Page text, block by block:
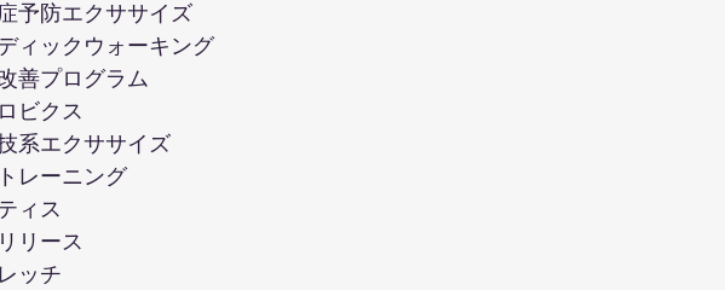
予防エクササイズ
ィックウォーキング
善プログラム
ビクス
系エクササイズ
レーニング
ィス
リース
ッチ